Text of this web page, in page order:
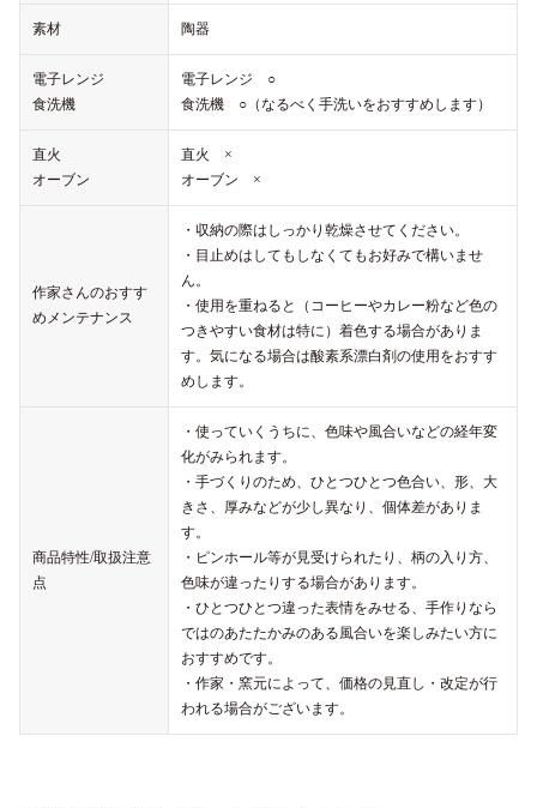
素材 陶器
電子レンジ
食洗機
電子レンジ ○
食洗機 ○（なるべく手洗いをおすすめします）
直火
オーブン
直火 ×
オーブン ×
作家さんのおすす
めメンテナンス
・収納の際はしっかり乾燥させてください。
・目止めはしてもしなくてもお好みで構いませ
ん。
・使用を重ねると（コーヒーやカレー粉など色の
つきやすい食材は特に）着色する場合がありま
す。気になる場合は酸素系漂白剤の使用をおすす
めします。
商品特性/取扱注意
点
・使っていくうちに、色味や風合いなどの経年変
化がみられます。
・手づくりのため、ひとつひとつ色合い、形、大
きさ、厚みなどが少し異なり、個体差がありま
す。
・ピンホール等が見受けられたり、柄の入り方、
色味が違ったりする場合があります。
・ひとつひとつ違った表情をみせる、手作りなら
ではのあたたかみのある風合いを楽しみたい方に
おすすめです。
・作家・窯元によって、価格の見直し・改定が行
われる場合がございます。